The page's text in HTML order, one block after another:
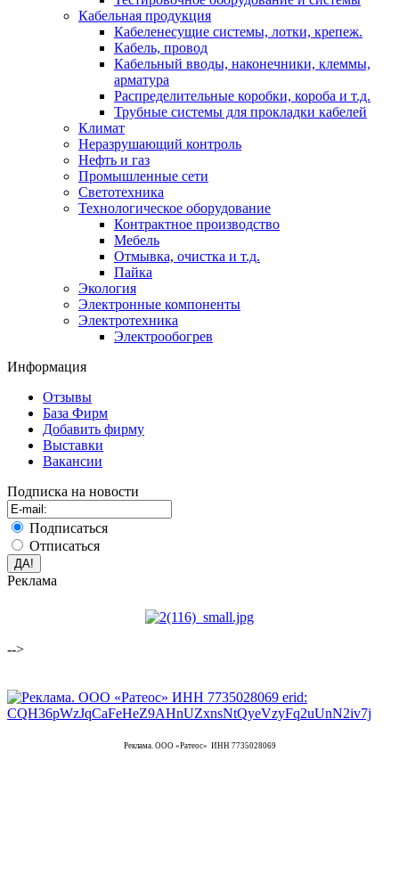
Кабельная продукция
Кабеленесущие системы, лотки, крепеж.
Кабель, провод
Кабельный вводы, наконечники, клеммы,
арматура
Распределительные коробки, короба и т.д.
Трубные системы для прокладки кабелей
Климат
Неразрушающий контроль
Нефть и газ
Промышленные сети
Светотехника
Технологическое оборудование
Контрактное производство
Мебель
Отмывка, очистка и т.д.
Пайка
Экология
Электронные компоненты
Электротехника
Электрообогрев
Информация
Отзывы
База Фирм
Добавить фирму
Выставки
Вакансии
Подписка на новости
Подписаться
Отписаться
Реклама
-->
Реклама. ООО «Ратеос» ИНН 7735028069